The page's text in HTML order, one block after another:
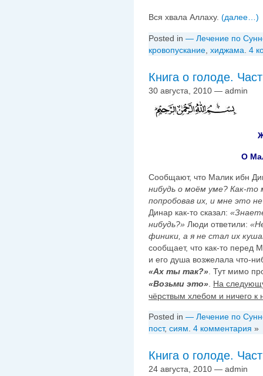
Вся хвала Аллаху. (далее…)
Posted in — Лечение по
кровопускание хиджама 4
Книга о голоде.
30 августа, 2010 — admin
О
Сообщают, что Малик ибн
нибудь о моём уме? Как-
попробовав их, и мне это
Динар как-то сказал:
нибудь?» Люди ответили:
финики, а я не стал их
сообщает, что как-то перед
и его душа возжелала что-
«Ах ты так?» . Тут мимо
«Возьми это» На
чёрствым хлебом и ничего
Posted in — Лечение по
пост, сиям. 4 комментария »
Книга о голоде.
24 августа, 2010 — admin